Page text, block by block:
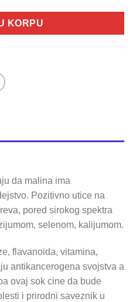
KORPU
da malina ima
Pozitivno utice na
pored sirokog spektra
selenom, kalijumom.
flavanoida, vitamina,
antikancerogena svojstva a
ovaj sok cine da bude
i prirodni saveznik u